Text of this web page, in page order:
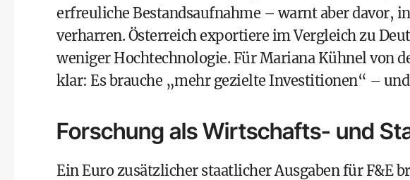
erfreuliche Bestandsaufnahme – warnt aber davor,
verharren. Österreich exportiere im Vergleich zu
weniger Hochtechnologie. Für Mariana Kühnel von
klar: Es brauche „mehr gezielte Investitionen“ –
Forschung als Wirtschafts- und
Ein Euro zusätzlicher staatlicher Ausgaben für F&E